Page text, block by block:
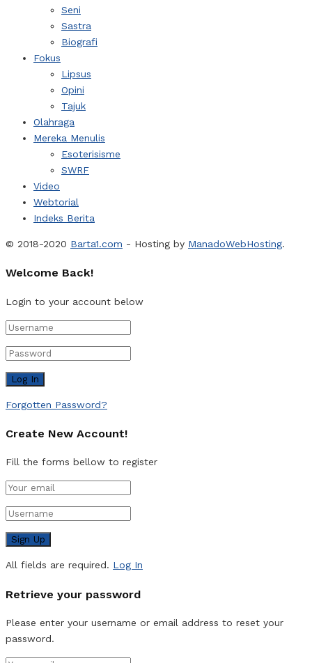
Seni
Sastra
Biografi
Fokus
Lipsus
Opini
Tajuk
Olahraga
Mereka Menulis
Esoterisisme
SWRF
Video
Webtorial
Indeks Berita
© 2018-2020 Barta1.com - Hosting by ManadoWebHosting.
Welcome Back!
Login to your account below
Forgotten Password?
Create New Account!
Fill the forms bellow to register
All fields are required. Log In
Retrieve your password
Please enter your username or email address to reset your
password.